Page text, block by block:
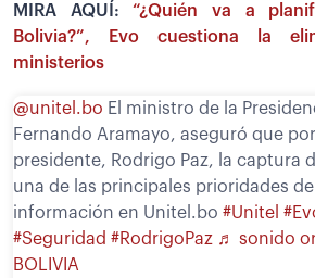
MIRA AQUÍ:“¿Quién va a
Bolivia?”, Evo cuestiona la
ministerios
@unitel.bo El ministro de la
Fernando Aramayo, aseguró que
presidente, Rodrigo Paz, la captura
una de las principales prioridades
información en Unitel.bo #Unitel
#Seguridad #RodrigoPaz ♬ sonido
BOLIVIA